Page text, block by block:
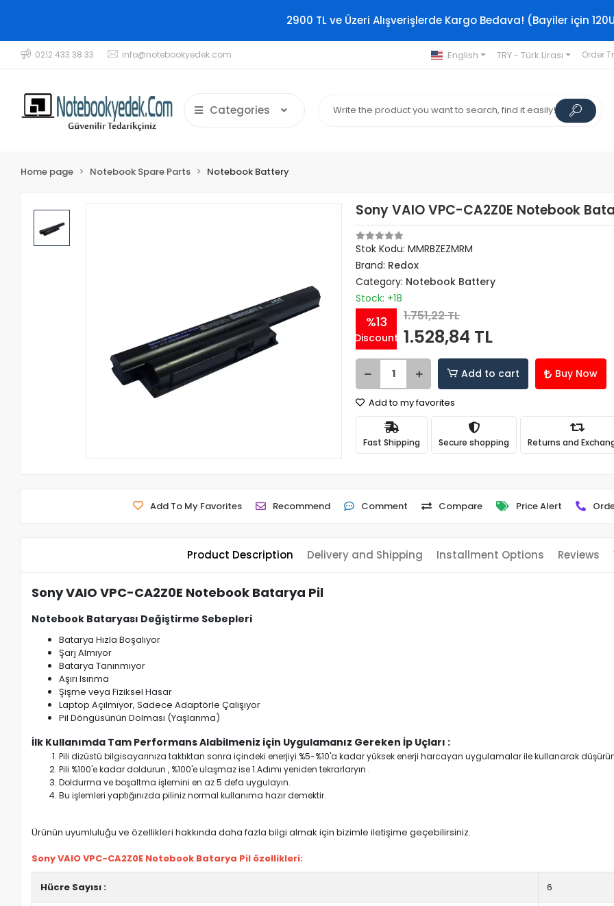
2900 TL ve Üzeri Alışverişlerde Kargo Bedava! (Bayiler için
0212 433 38 33 info@notebookyedek.com English TRY - Türk Lirası Order
Categories
Home page Notebook Spare Parts Notebook Battery
Sony VAIO VPC-CA2Z0E Notebook
Stok Kodu: MMRBZEZMRM
Brand: Redox
Category: Notebook Battery
Stock: +18
%13
Discount
1.751,22 TL
1.528,84 TL
Add to cart Buy Now
Add to my favorites
Fast Shipping Secure shopping Returns and
Add To My Favorites Recommend Comment Compare Price Alert
Product Description Delivery and Shipping Installment Options Reviews
Sony VAIO VPC-CA2Z0E Notebook Batarya Pil
Notebook Bataryası Değiştirme Sebepleri
Batarya Hızla Boşalıyor
Şarj Almıyor
Batarya Tanınmıyor
Aşırı Isınma
Şişme veya Fiziksel Hasar
Laptop Açılmıyor, Sadece Adaptörle Çalışıyor
Pil Döngüsünün Dolması (Yaşlanma)
İlk Kullanımda Tam Performans Alabilmeniz için Uygulamanız Gereken İp Uçları :
Pili dizüstü bilgisayarınıza taktıktan sonra içindeki enerjiyi %5-%10'a kadar yüksek enerji harcayan uygulamalar ile kullanarak
Pili %100'e kadar doldurun , %100'e ulaşmaz ise 1.Adımı yeniden tekrarlaryın .
Doldurma ve boşaltma işlemini en az 5 defa uygulayın.
Bu işlemleri yaptığınızda piliniz normal kullanıma hazır demektir.
Ürünün uyumluluğu ve özellikleri hakkında daha fazla bilgi almak için bizimle iletişime geçebilirsiniz.
Sony VAIO VPC-CA2Z0E Notebook Batarya Pil özellikleri:
Hücre Sayısı : 6